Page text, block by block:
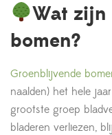
Wat zijn
bomen?
Groenblijvende
naalden) het hele
grootste groep
bladeren verliezen,